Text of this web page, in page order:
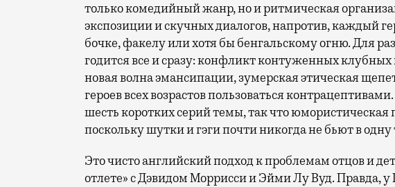
только комедийный жанр, но и ритмическая
экспозиции и скучных диалогов, напротив, каждый
бочке, факелу или хотя бы бенгальскому огню. Для
годится все и сразу: конфликт контуженных клубных
новая волна эмансипации, зумерская этическая
героев всех возрастов пользоваться
шесть коротких серий темы, так что юмористическая
поскольку шутки и гэги почти никогда не бьют в
Это чисто английский подход к проблемам отцов и
отлете» с Дэвидом Моррисси и Эйми Лу Вуд. Правда,